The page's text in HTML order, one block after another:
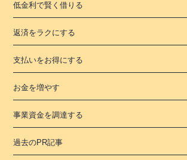
低金利で賢く借りる
返済をラクにする
支払いをお得にする
お金を増やす
事業資金を調達する
過去のPR記事